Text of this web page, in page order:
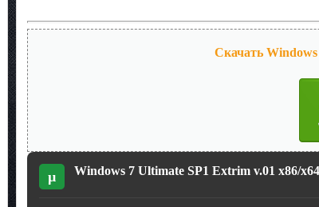
Скачать
µ Windows 7 Ultimate SP1 Extrim v.01 x86/